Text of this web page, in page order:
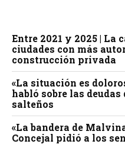
Entre 2021 y 2025 |
ciudades con más
construcción privada
«La situación es
habló sobre las
salteños
«La bandera de
Concejal pidió a los